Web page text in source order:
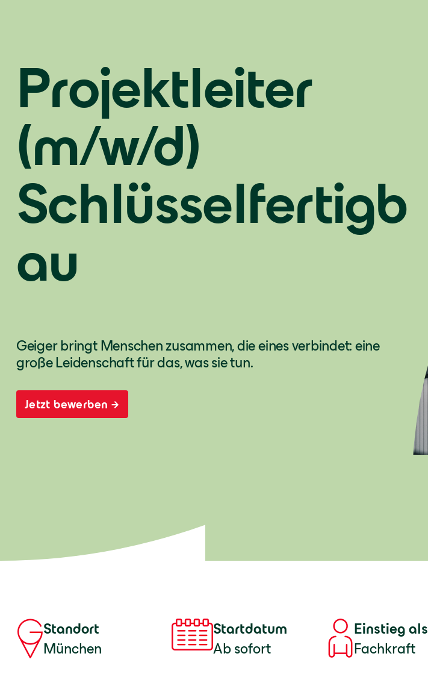
Projektleiter
(m/w/d)
Schlüsselfertigb
au
Geiger bringt Menschen zusammen, die eines verbindet: eine
große Leidenschaft für das, was sie tun.
Jetzt bewerben
Standort
München
Startdatum
Ab sofort
Einstieg als
Fachkraft